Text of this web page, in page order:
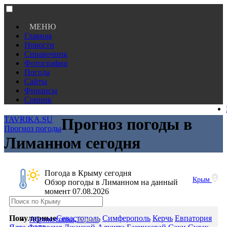
МЕНЮ
Главная
Новости
Справочник
Фотографии
Погода
Сайты
Финансы
Сонник
TAVRIKA.SU
Прогноз погодыПрогноз погоды в
Лиманном сегодня
Крым
Погода в Крыму сегодня
Обзор погоды в Лиманном на данный
момент 07.08.2026
Абрикосовка,Крым
ПопулярныеСевастополь Симферополь Керчь Евпатория